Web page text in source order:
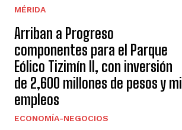
MÉRIDA
Arriban a Progreso
componentes para el Parque
Eólico Tizimín II, con inversión
de 2,600 millones de pesos y mil
empleos
ECONOMÍA-NEGOCIOS